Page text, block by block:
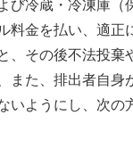
び冷蔵・冷凍庫（
金を払い、適正
その後不法投棄
また、排出者自身
いようにし、次の